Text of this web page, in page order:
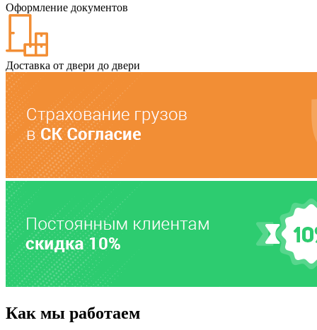
Оформление документов
Доставка от двери до двери
Как мы работаем